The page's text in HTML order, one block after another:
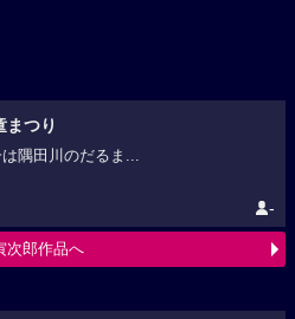
まつり
隅田川のだるま...
-
次郎作品へ